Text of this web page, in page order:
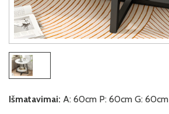
Išmatavimai: A: 60cm P: 60cm G: 60cm